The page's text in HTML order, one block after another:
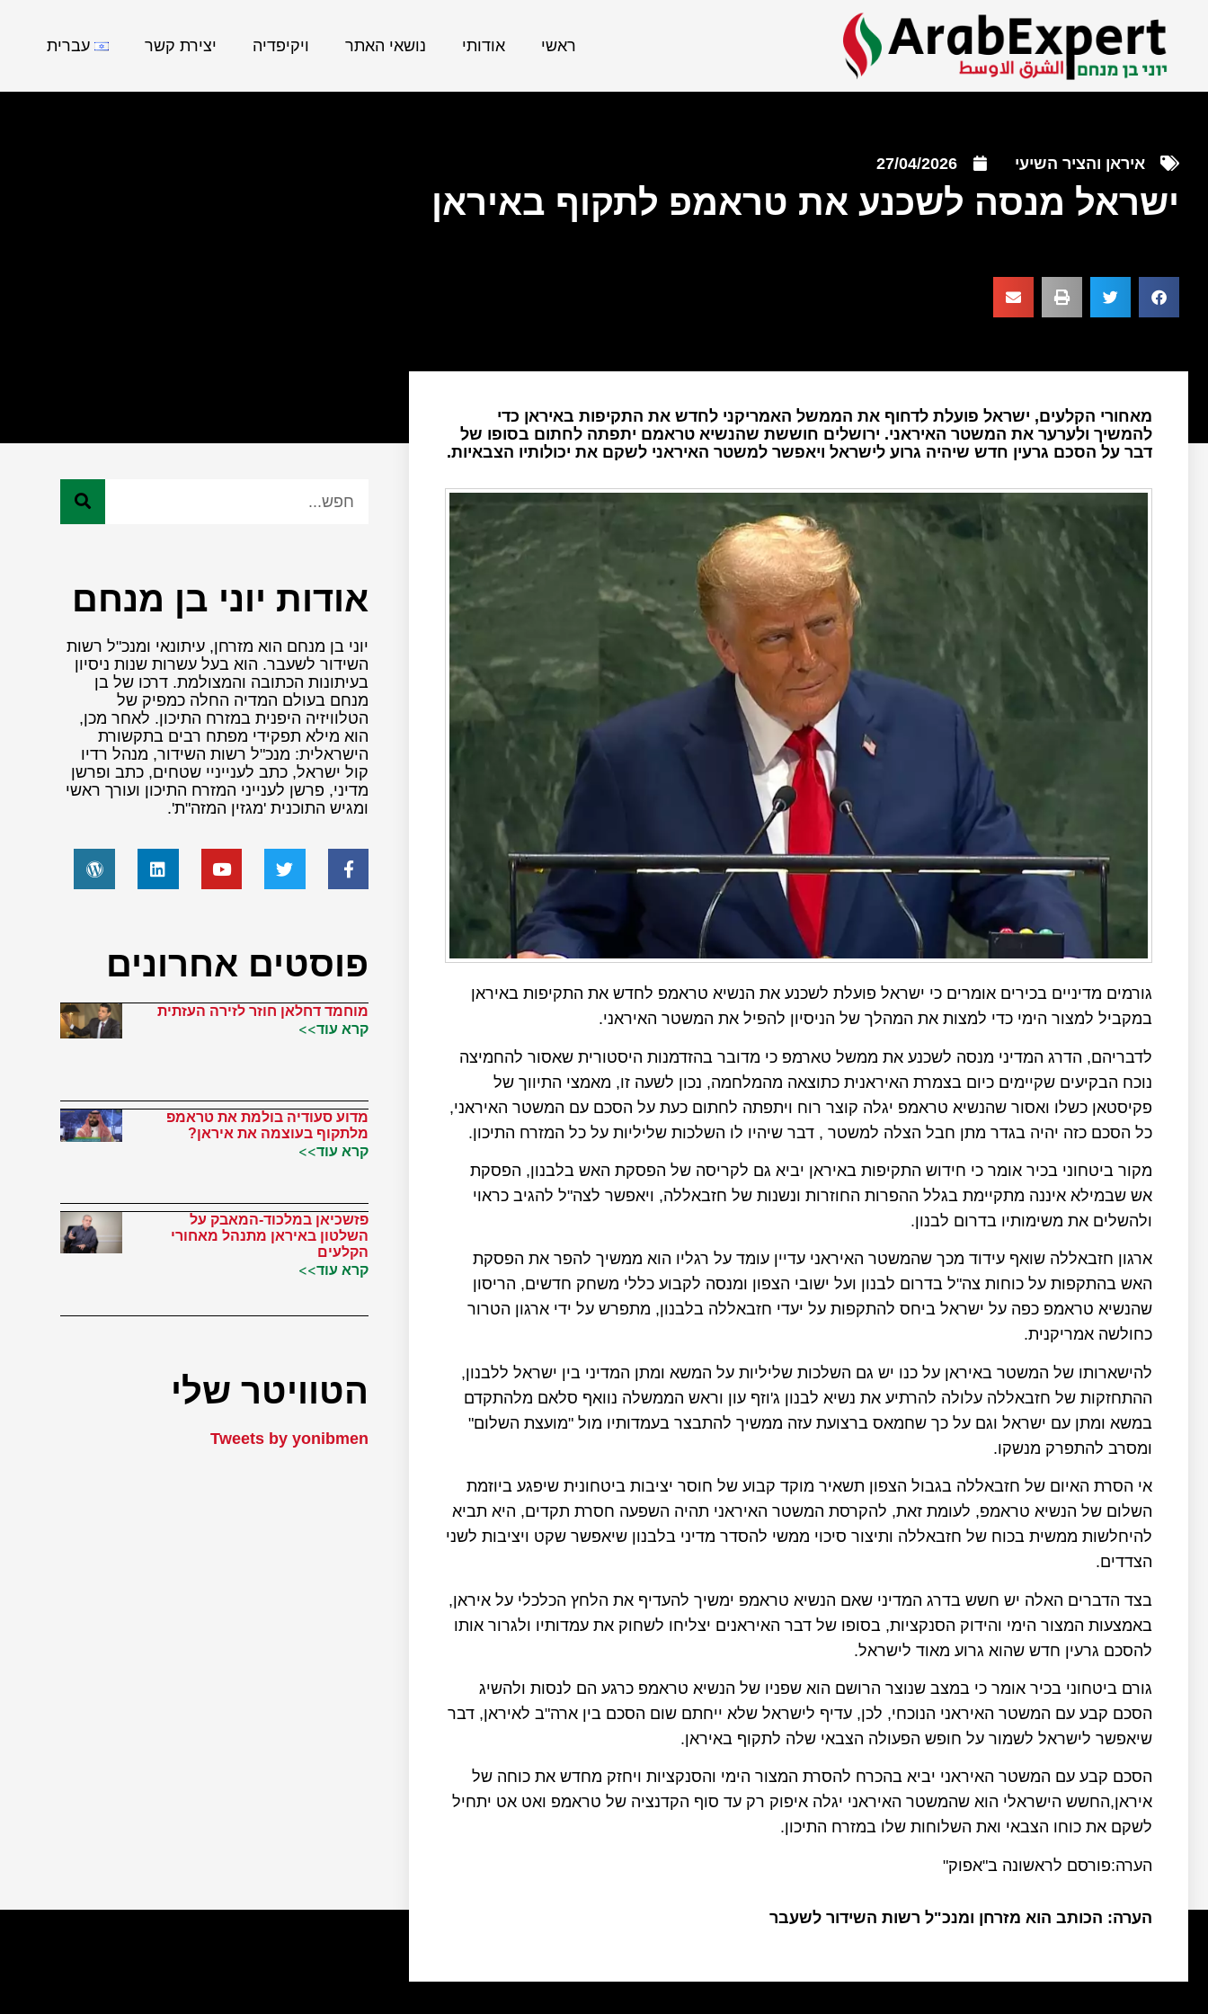
ראשי אודותי נושאי האתר ויקיפדיה יצירת קשר עברית
איראן והציר השיעי 27/04/2026
ישראל מנסה לשכנע את טראמפ לתקוף באיראן
מאחורי הקלעים, ישראל פועלת לדחוף את הממשל האמריקני לחדש את התקיפות באיראן כדי
להמשיך ולערער את המשטר האיראני. ירושלים חוששת שהנשיא טראמם יתפתה לחתום בסופו של
דבר על הסכם גרעין חדש שיהיה גרוע לישראל ויאפשר למשטר האיראני לשקם את יכולותיו הצבאיות.
גורמים מדיניים בכירים אומרים כי ישראל פועלת לשכנע את הנשיא טראמפ לחדש את התקיפות באיראן
במקביל למצור הימי כדי למצות את המהלך של הניסיון להפיל את המשטר האיראני.
לדבריהם, הדרג המדיני מנסה לשכנע את ממשל טארמפ כי מדובר בהזדמנות היסטורית שאסור להחמיצה
נוכח הבקיעים שקיימים כיום בצמרת האיראנית כתוצאה מהמלחמה, נכון לשעה זו, מאמצי התיווך של
פקיסטאן כשלו ואסור שהנשיא טראמפ יגלה קוצר רוח ויתפתה לחתום כעת על הסכם עם המשטר האיראני,
כל הסכם כזה יהיה בגדר מתן חבל הצלה למשטר , דבר שיהיו לו השלכות שליליות על כל המזרח התיכון.
מקור ביטחוני בכיר אומר כי חידוש התקיפות באיראן יביא גם לקריסה של הפסקת האש בלבנון, הפסקת
אש שבמילא איננה מתקיימת בגלל ההפרות החוזרות ונשנות של חזבאללה, ויאפשר לצה"ל להגיב כראוי
ולהשלים את משימותיו בדרום לבנון.
ארגון חזבאללה שואף עידוד מכך שהמשטר האיראני עדיין עומד על רגליו הוא ממשיך להפר את הפסקת
האש בהתקפות על כוחות צה"ל בדרום לבנון ועל ישובי הצפון ומנסה לקבוע כללי משחק חדשים, הריסון
שהנשיא טראמפ כפה על ישראל ביחס להתקפות על יעדי חזבאללה בלבנון, מתפרש על ידי ארגון הטרור
כחולשה אמריקנית.
להישארותו של המשטר באיראן על כנו יש גם השלכות שליליות על המשא ומתן המדיני בין ישראל ללבנון,
ההתחזקות של חזבאללה עלולה להרתיע את נשיא לבנון ג'וזף עון וראש הממשלה נוואף סלאם מלהתקדם
במשא ומתן עם ישראל וגם על כך שחמאס ברצועת עזה ממשיך להתבצר בעמדותיו מול "מועצת השלום"
ומסרב להתפרק מנשקו.
אי הסרת האיום של חזבאללה בגבול הצפון תשאיר מוקד קבוע של חוסר יציבות ביטחונית שיפגע ביוזמת
השלום של הנשיא טראמפ, לעומת זאת, להקרסת המשטר האיראני תהיה השפעה חסרת תקדים, היא תביא
להיחלשות ממשית בכוח של חזבאללה ותיצור סיכוי ממשי להסדר מדיני בלבנון שיאפשר שקט ויציבות לשני
הצדדים.
בצד הדברים האלה יש חשש בדרג המדיני שאם הנשיא טראמפ ימשיך להעדיף את הלחץ הכלכלי על איראן,
באמצעות המצור הימי והידוק הסנקציות, בסופו של דבר האיראנים יצליחו לשחוק את עמדותיו ולגרור אותו
להסכם גרעין חדש שהוא גרוע מאוד לישראל.
גורם ביטחוני בכיר אומר כי במצב שנוצר הרושם הוא שפניו של הנשיא טראמפ כרגע הם לנסות ולהשיג
הסכם קבע עם המשטר האיראני הנוכחי, לכן, עדיף לישראל שלא ייחתם שום הסכם בין ארה"ב לאיראן, דבר
שיאפשר לישראל לשמור על חופש הפעולה הצבאי שלה לתקוף באיראן.
הסכם קבע עם המשטר האיראני יביא בהכרח להסרת המצור הימי והסנקציות ויחזק מחדש את כוחה של
איראן,החשש הישראלי הוא שהמשטר האיראני יגלה איפוק רק עד סוף הקדנציה של טראמפ ואט אט יתחיל
לשקם את כוחו הצבאי ואת השלוחות שלו במזרח התיכון.
הערה:פורסם לראשונה ב"אפוק"
הערה: הכותב הוא מזרחן ומנכ"ל רשות השידור לשעבר
אודות יוני בן מנחם
יוני בן מנחם הוא מזרחן, עיתונאי ומנכ"ל רשות
השידור לשעבר. הוא בעל עשרות שנות ניסיון
בעיתונות הכתובה והמצולמת. דרכו של בן
מנחם בעולם המדיה החלה כמפיק של
הטלוויזיה היפנית במזרח התיכון. לאחר מכן,
הוא מילא תפקידי מפתח רבים בתקשורת
הישראלית: מנכ"ל רשות השידור, מנהל רדיו
קול ישראל, כתב לענייניי שטחים, כתב ופרשן
מדיני, פרשן לענייני המזרח התיכון ועורך ראשי
ומגיש התוכנית 'מגזין המזה"ת'.
פוסטים אחרונים
מוחמד דחלאן חוזר לזירה העזתית
קרא עוד>>
מדוע סעודיה בולמת את טראמפ
מלתקוף בעוצמה את איראן?
קרא עוד>>
פזשכיאן במלכוד-המאבק על
השלטון באיראן מתנהל מאחורי
הקלעים
קרא עוד>>
הטוויטר שלי
Tweets by yonibmen